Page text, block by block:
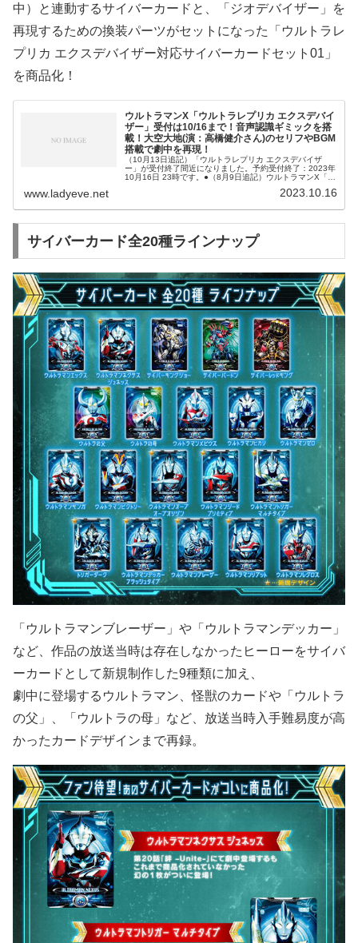
中）と連動するサイバーカードと、「ジオデバイザー」を
再現するための換装パーツがセットになった「ウルトラレ
プリカ エクスデバイザー対応サイバーカードセット01」
を商品化！
ウルトラマンX「ウルトラレプリカ エクスデバイ
ザー」受付は10/16まで！音声認識ギミックを搭
載！大空大地(演：高橋健介さん)のセリフやBGM
搭載で劇中を再現！
（10月13日追記）「ウルトラレプリカ エクスデバイザ
ー」が受付終了間近になりました。予約受付終了：2023年
10月16日 23時です。●（8月9日追記）ウルトラマンX「ウ
www.ladyeve.net 2023.10.16
サイバーカード全20種ラインナップ
「ウルトラマンブレーザー」や「ウルトラマンデッカー」
など、作品の放送当時は存在しなかったヒーローをサイバ
ーカードとして新規制作した9種類に加え、
劇中に登場するウルトラマン、怪獣のカードや「ウルトラ
の父」、「ウルトラの母」など、放送当時入手難易度が高
かったカードデザインまで再録。